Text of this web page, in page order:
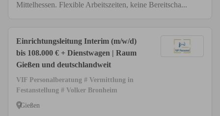
Mittelhessen. Flexible Arbeitszeiten, keine Bereitscha...
Einrichtungsleitung Interim (m/w/d)
bis 108.000 € + Dienstwagen | Raum
Gießen und deutschlandweit
VIF Personalberatung # Vermittlung in
Festanstellung # Volker Bronheim
Gießen